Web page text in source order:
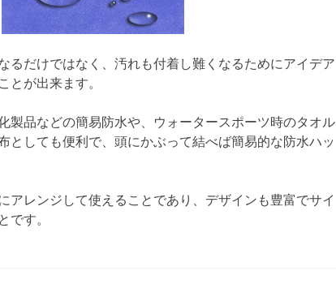
るだけではなく、汚れも付着し難くなるためにアイデア
とが出来ます。
製品などの簡易防水や、ウォータースポーツ時のタオル
としても便利で、頭にかぶって結べば簡易的な防水ハッ
アレンジして使えることであり、デザインも豊富でサイ
です。